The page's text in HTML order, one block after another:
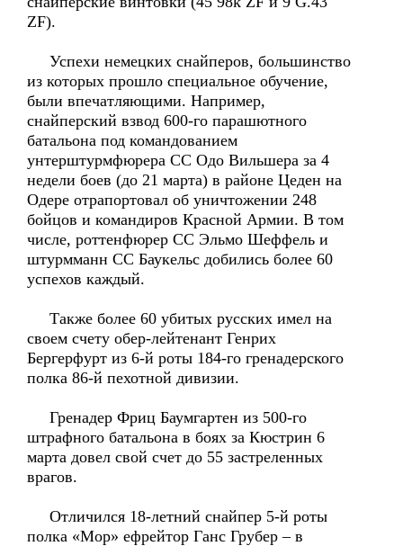
ZF).
Успехи немецких снайперов, большинство
из которых прошло специальное обучение,
были впечатляющими. Например,
снайперский взвод 600-го парашютного
батальона под командованием
унтерштурмфюрера СС Одо Вильшера за 4
недели боев (до 21 марта) в районе Цеден на
Одере отрапортовал об уничтожении 248
бойцов и командиров Красной Армии. В том
числе, роттенфюрер СС Эльмо Шеффель и
штурмманн СС Баукельс добились более 60
успехов каждый.
Также более 60 убитых русских имел на
своем счету обер-лейтенант Генрих
Бергерфурт из 6-й роты 184-го гренадерского
полка 86-й пехотной дивизии.
Гренадер Фриц Баумгартен из 500-го
штрафного батальона в боях за Кюстрин 6
марта довел свой счет до 55 застреленных
врагов.
Отличился 18-летний снайпер 5-й роты
полка «Мор» ефрейтор Ганс Грубер – в